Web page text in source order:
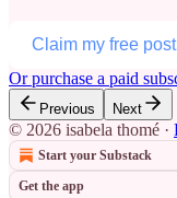
Claim my free post
Or purchase a paid
Previous Next
© 2026 isabela thomé ·
Start your Substack
Get the app